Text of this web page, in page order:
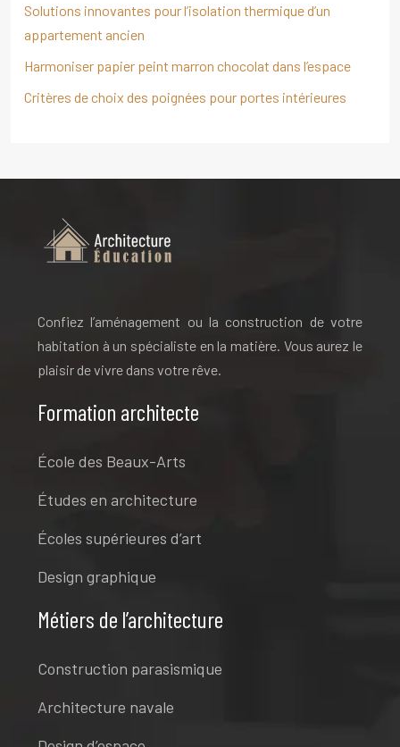
Solutions innovantes pour l’isolation thermique d’un
appartement ancien
Harmoniser papier peint marron chocolat dans l’espace
Critères de choix des poignées pour portes intérieures
Confiez l’aménagement ou la construction de votre
habitation à un spécialiste en la matière. Vous aurez le
plaisir de vivre dans votre rêve.
Formation architecte
École des Beaux-Arts
Études en architecture
Écoles supérieures d’art
Design graphique
Métiers de l’architecture
Construction parasismique
Architecture navale